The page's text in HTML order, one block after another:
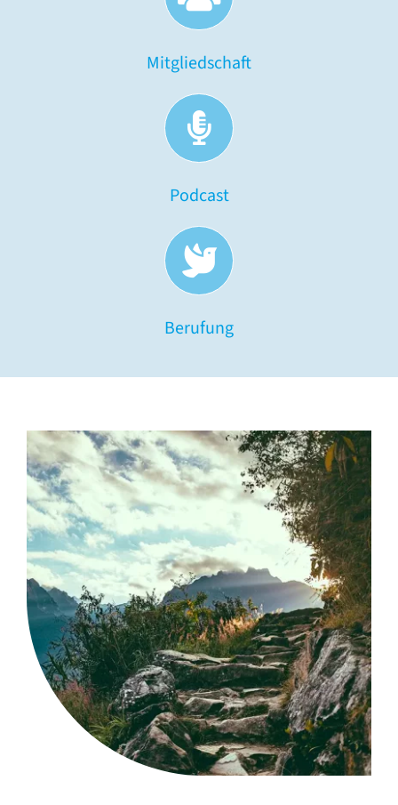
Verlag & PflegedienstMitgliedschaft
Podcast
Berufung